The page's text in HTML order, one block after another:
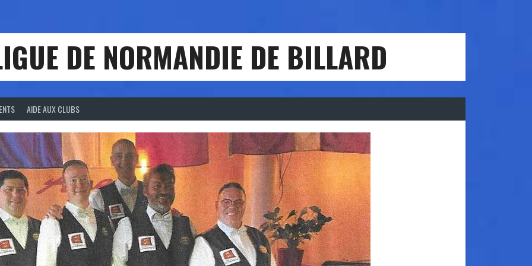
DE NORMANDIE DE BILLARD
AIDE AUX CLUBS